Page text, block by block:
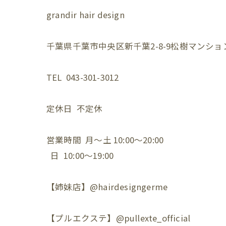
grandir hair design
千葉県千葉市中央区新千葉2-8-9松樹マンショ
TEL 043-301-3012
定休日 不定休
営業時間 月〜土 10:00〜20:00
日 10:00〜19:00
【姉妹店】@hairdesigngerme
【プルエクステ】@pullexte_official